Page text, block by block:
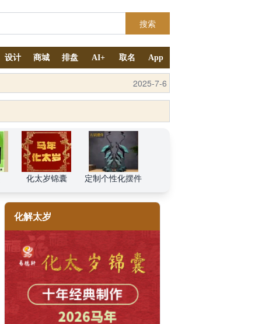
搜索
设计 商城 排盘 AI+ 取名 App
2025-9-4
化太岁锦囊 定制个性化摆件
化解太岁